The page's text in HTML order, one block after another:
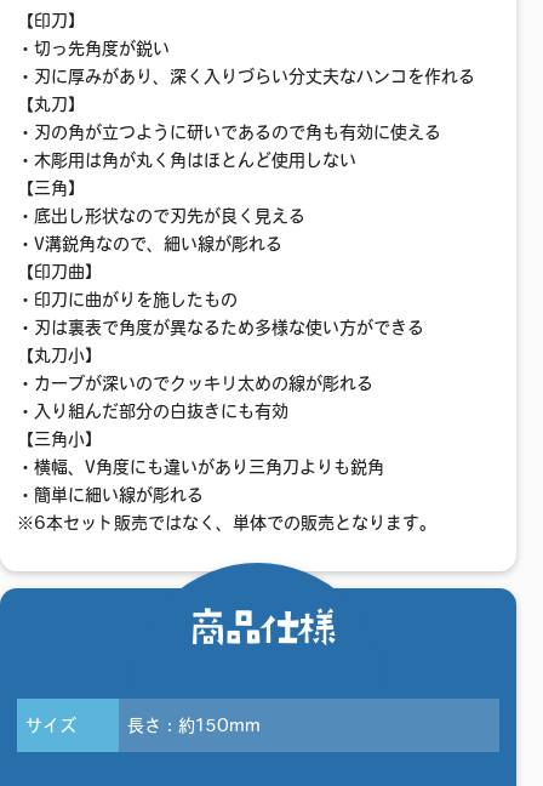
【印刀】
・切っ先角度が鋭い
・刃に厚みがあり、深く入りづらい分丈夫なハンコを作れる
【丸刀】
・刃の角が立つように研いであるので角も有効に使える
・木彫用は角が丸く角はほとんど使用しない
【三角】
・底出し形状なので刃先が良く見える
・V溝鋭角なので、細い線が彫れる
【印刀曲】
・印刀に曲がりを施したもの
・刃は裏表で角度が異なるため多様な使い方ができる
【丸刀小】
・カーブが深いのでクッキリ太めの線が彫れる
・入り組んだ部分の白抜きにも有効
【三角小】
・横幅、V角度にも違いがあり三角刀よりも鋭角
・簡単に細い線が彫れる
※6本セット販売ではなく、単体での販売となります。
商品仕様
サイズ 長さ：約150mm